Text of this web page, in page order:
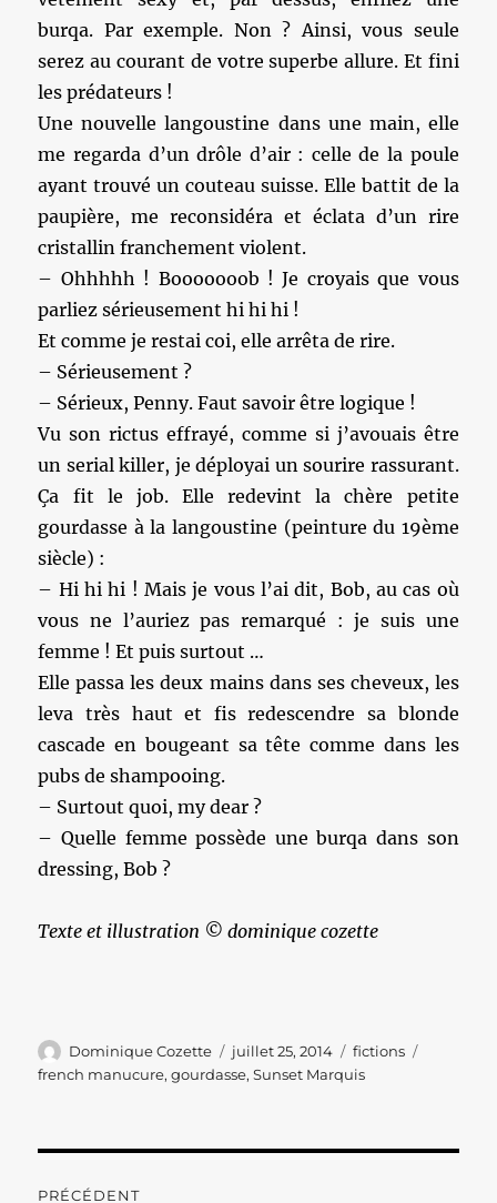
burqa. Par exemple. Non ? Ainsi, vous seule
serez au courant de votre superbe allure. Et fini
les prédateurs !
Une nouvelle langoustine dans une main, elle
me regarda d’un drôle d’air : celle de la poule
ayant trouvé un couteau suisse. Elle battit de la
paupière, me reconsidéra et éclata d’un rire
cristallin franchement violent.
– Ohhhhh ! Booooooob ! Je croyais que vous
parliez sérieusement hi hi hi !
Et comme je restai coi, elle arrêta de rire.
– Sérieusement ?
– Sérieux, Penny. Faut savoir être logique !
Vu son rictus effrayé, comme si j’avouais être
un serial killer, je déployai un sourire rassurant.
Ça fit le job. Elle redevint la chère petite
gourdasse à la langoustine (peinture du 19ème
siècle) :
– Hi hi hi ! Mais je vous l’ai dit, Bob, au cas où
vous ne l’auriez pas remarqué : je suis une
femme ! Et puis surtout …
Elle passa les deux mains dans ses cheveux, les
leva très haut et fis redescendre sa blonde
cascade en bougeant sa tête comme dans les
pubs de shampooing.
– Surtout quoi, my dear ?
– Quelle femme possède une burqa dans son
dressing, Bob ?
Texte et illustration © dominique cozette
Auteur
Dominique Cozette
Publié
le
juillet 25, 2014 Catégories
fictions
french manucure,gourdasse,Sunset Marquis
PRÉCÉDENT